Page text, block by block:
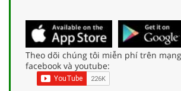
Theo dõi chúng tôi miễn phí trên
facebook và youtube: